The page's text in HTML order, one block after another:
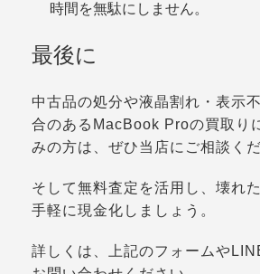
時間を無駄にしません。
最後に
中古品の処分や液晶割れ・表示
合のあるMacBook Proの買取り
みの方は、ぜひ当店にご相談くだ
そして無料査定を活用し、壊れ
手軽に現金化しましょう。
詳しくは、上記のフォームや